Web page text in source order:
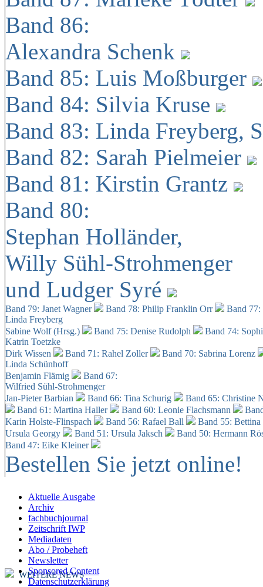
Band 86:
Alexandra Schenk
Band 85: Luis Moßburger
Band 84: Silvia Kruse
Band 83: Linda Freyberg,
Band 82: Sarah Pielmeier
Band 81: Kirstin Grantz
Band 80:
Stephan Holländer,
Willy Sühl-Strohmenger
und Ludger Syré
Band 79: Janet Wagner Band 78: Philip Franklin Orr
Band
Linda Freyberg
Sabine Wolf (Hrsg.)
Band 75: Denise Rudolph
Band 74:
Katrin Toetzke
Dirk Wissen
Band 71: Rahel Zoller
Band 70: Sabrina Lorenz
Linda Schünhoff
Benjamin Flämig
Band 67:
Wilfried Sühl-Strohmenger
Jan-Pieter Barbian
Band 66: Tina Schurig
Band 65: Christine
Band 61: Martina Haller
Band 60: Leonie Flachsmann
Karin Holste-Flinspach
Band 56: Rafael Ball
Band 55:
Ursula Georgy
Band 51: Ursula Jaksch Band 50: Hermann
Band 47: Eike Kleiner
Bestellen Sie jetzt online!
Aktuelle Ausgabe
Archiv
fachbuchjournal
Zeitschrift IWP
Mediadaten
Abo / Probeheft
Newsletter
Sponsored Content
Datenschutzerklärung
WEITERE NEWS